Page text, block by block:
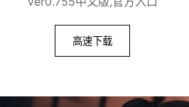
高速下载